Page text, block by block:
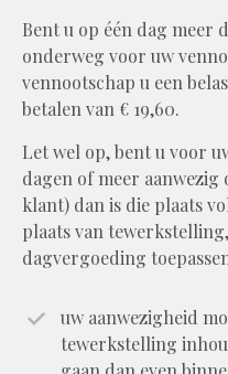
Bent u op één dag
onderweg voor uw
vennootschap u een
betalen van € 19,60.
Let wel op, bent u voor
dagen of meer aanwezig
klant) dan is die plaats
plaats van
dagvergoeding
uw aanwezigheid
tewerkstelling